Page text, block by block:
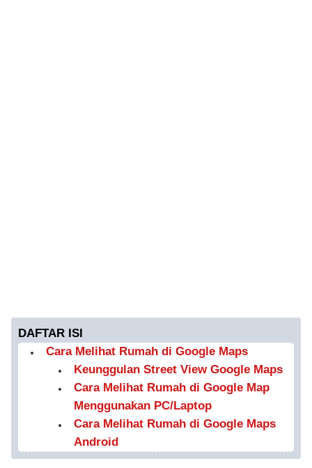
DAFTAR ISI
Cara Melihat Rumah di Google Maps
Keunggulan Street View Google Maps
Cara Melihat Rumah di Google Map
Menggunakan PC/Laptop
Cara Melihat Rumah di Google Maps
Android